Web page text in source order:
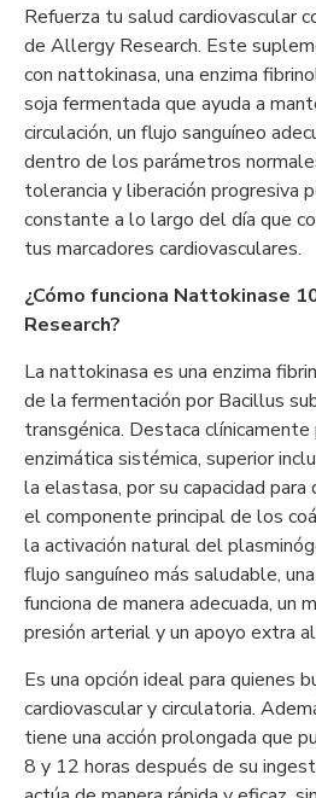
Refuerza tu salud cardiovascular
de Allergy Research. Este
con nattokinasa, una enzima
soja fermentada que ayuda a
circulación, un flujo sanguíneo
dentro de los parámetros
tolerancia y liberación progresiva
constante a lo largo del día que
tus marcadores cardiovasculares.
¿Cómo funciona Nattokinase
Research?
La nattokinasa es una enzima
de la fermentación por Bacillus
transgénica. Destaca
enzimática sistémica, superior
la elastasa, por su capacidad para
el componente principal de los
la activación natural del
flujo sanguíneo más saludable,
funciona de manera adecuada, un
presión arterial y un apoyo extra
Es una opción ideal para quienes
cardiovascular y circulatoria.
tiene una acción prolongada que
8 y 12 horas después de su